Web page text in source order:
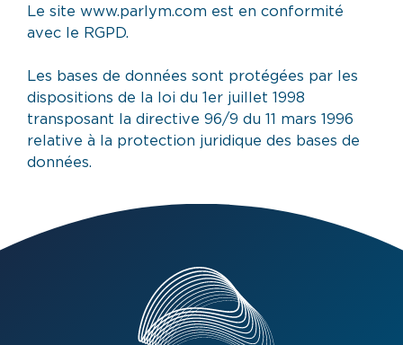
Le site www.parlym.com est en conformité
avec le RGPD.
Les bases de données sont protégées par les
dispositions de la loi du 1er juillet 1998
transposant la directive 96/9 du 11 mars 1996
relative à la protection juridique des bases de
données.